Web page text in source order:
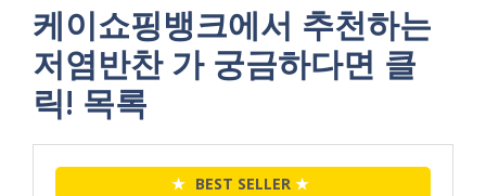
케이쇼핑뱅크에서 추천하는
저염반찬 가 궁금하다면 클
릭! 목록
★ BEST SELLER ★